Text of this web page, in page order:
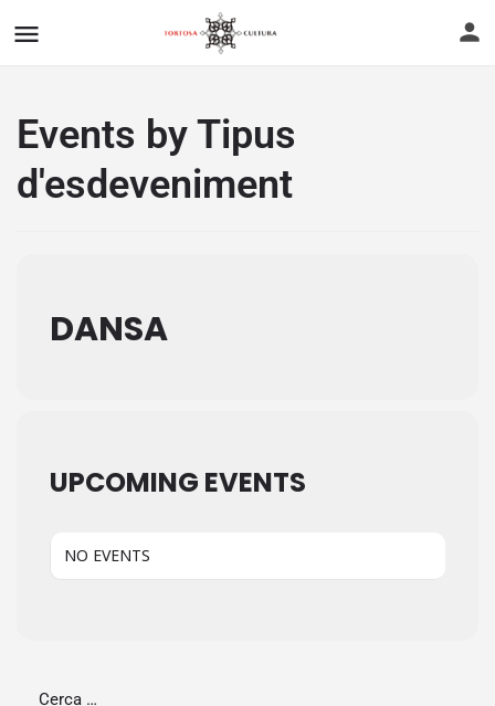
Events by Tipus
d'esdeveniment
DANSA
UPCOMING EVENTS
NO EVENTS